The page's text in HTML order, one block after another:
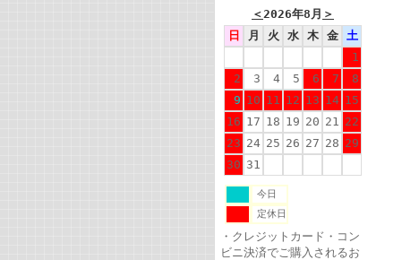
＜2026年8月 ＞
日
月 火 水 木 金
土
1
2
3 4 5 6 7
8
9 10 11 12 13 14 15
16 17 18 19 20 21 22
23 24 25 26 27 28 29
30 31
今日
定休日
・クレジットカード・コン
ビニ決済でご購入されるお